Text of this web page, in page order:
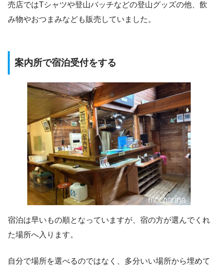
売店ではTシャツや登山バッチなどの登山グッズの他、飲
み物やおつまみなども販売していました。
案内所で宿泊受付をする
宿泊は早いもの順となっていますが、宿の方が選んでくれ
た場所へ入ります。
自分で場所を選べるのではなく、多分いい場所から埋めて